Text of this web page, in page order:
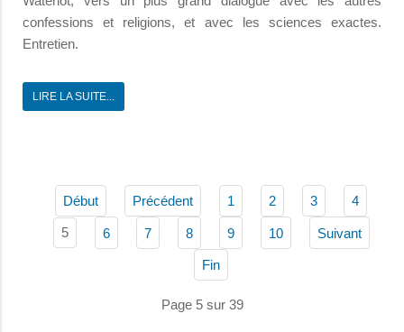
confessions et religions, et avec les sciences exactes.
Entretien.
LIRE LA SUITE...
Début Précédent 1 2 3 4
5 6 7 8 9 10 Suivant
Fin
Page 5 sur 39